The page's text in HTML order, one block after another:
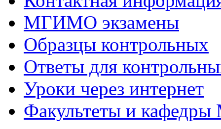
МГИМО экзамены
Образцы контрольных
Ответы для
Уроки через интернет
Факультеты и